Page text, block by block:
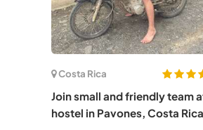
Costa Rica
Join small and friendly team
hostel in Pavones, Costa Rica